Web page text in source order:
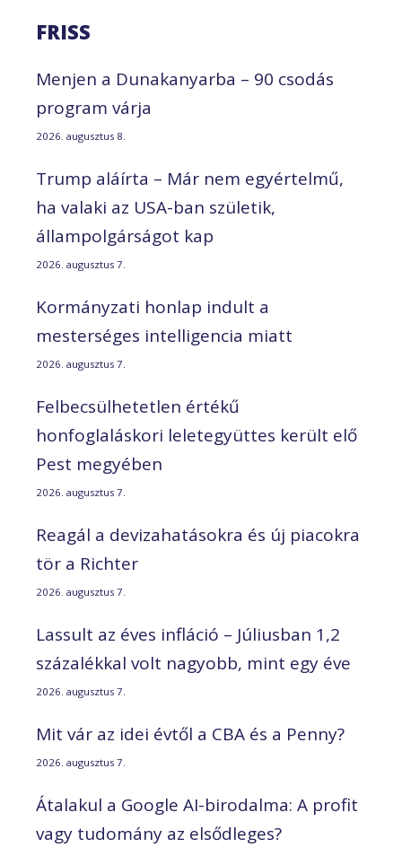
FRISS
Menjen a Dunakanyarba – 90 csodás
program várja
2026. augusztus 8.
Trump aláírta – Már nem egyértelmű,
ha valaki az USA-ban születik,
állampolgárságot kap
2026. augusztus 7.
Kormányzati honlap indult a
mesterséges intelligencia miatt
2026. augusztus 7.
Felbecsülhetetlen értékű
honfoglaláskori leletegyüttes került elő
Pest megyében
2026. augusztus 7.
Reagál a devizahatásokra és új piacokra
tör a Richter
2026. augusztus 7.
Lassult az éves infláció – Júliusban 1,2
százalékkal volt nagyobb, mint egy éve
2026. augusztus 7.
Mit vár az idei évtől a CBA és a Penny?
2026. augusztus 7.
Átalakul a Google AI-birodalma: A profit
vagy tudomány az elsődleges?